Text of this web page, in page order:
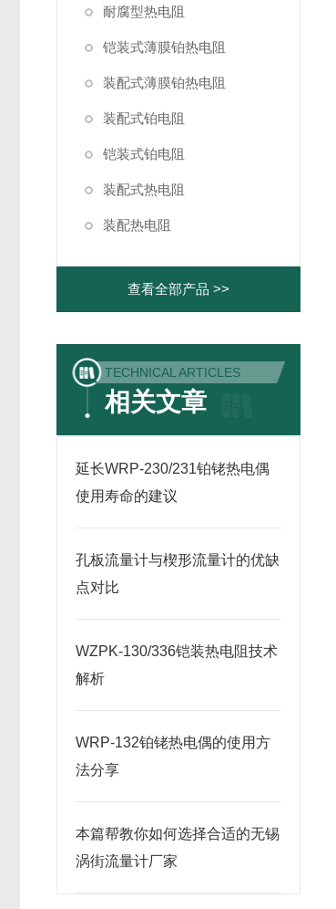
耐腐型热电阻
铠装式薄膜铂热电阻
装配式薄膜铂热电阻
装配式铂电阻
铠装式铂电阻
装配式热电阻
装配热电阻
查看全部产品 >>
TECHNICAL ARTICLES
相关文章
延长WRP-230/231铂铑热电偶
使用寿命的建议
孔板流量计与楔形流量计的优缺
点对比
WZPK-130/336铠装热电阻技术
解析
WRP-132铂铑热电偶的使用方
法分享
本篇帮教你如何选择合适的无锡
涡街流量计厂家